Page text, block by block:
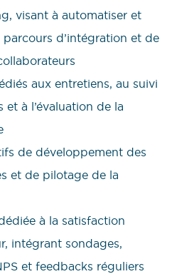
visant à automatiser et
parcours d’intégration et de
aux entretiens, au suivi
et à l’évaluation de la
de développement des
et de pilotage de la
à la satisfaction
intégrant sondages,
et feedbacks réguliers